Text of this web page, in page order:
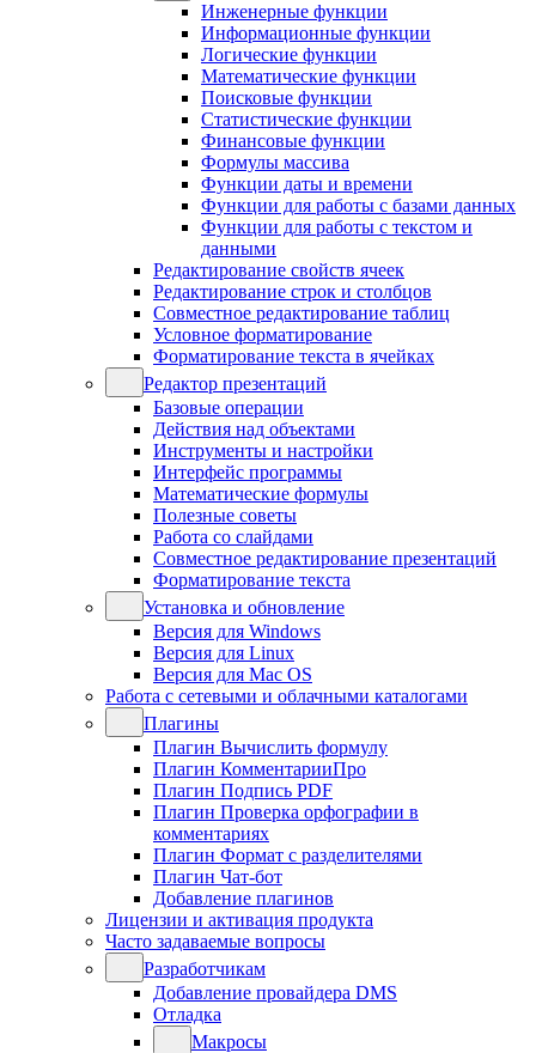
Инженерные функции
Информационные функции
Логические функции
Математические функции
Поисковые функции
Статистические функции
Финансовые функции
Формулы массива
Функции даты и времени
Функции для работы с базами данных
Функции для работы с текстом и
данными
Редактирование свойств ячеек
Редактирование строк и столбцов
Совместное редактирование таблиц
Условное форматирование
Форматирование текста в ячейках
Редактор презентаций
Базовые операции
Действия над объектами
Инструменты и настройки
Интерфейс программы
Математические формулы
Полезные советы
Работа со слайдами
Совместное редактирование презентаций
Форматирование текста
Установка и обновление
Версия для Windows
Версия для Linux
Версия для Mac OS
Работа с сетевыми и облачными каталогами
Плагины
Плагин Вычислить формулу
Плагин КомментарииПро
Плагин Подпись PDF
Плагин Проверка орфографии в
комментариях
Плагин Формат с разделителями
Плагин Чат-бот
Добавление плагинов
Лицензии и активация продукта
Часто задаваемые вопросы
Разработчикам
Добавление провайдера DMS
Отладка
Макросы